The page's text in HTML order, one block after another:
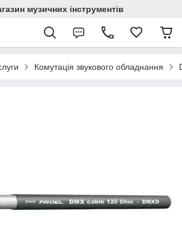
музичних інструментів
Комутація звукового обладнання